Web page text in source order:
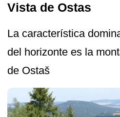
Vista de Ostas
La característica
del horizonte es la
de Ostaš